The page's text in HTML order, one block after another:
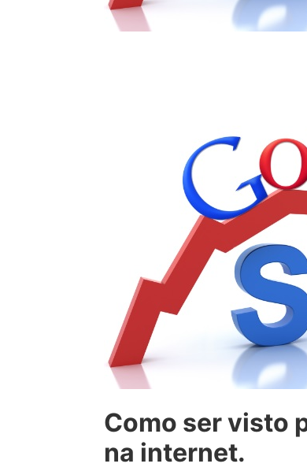
Como ser visto
na internet.